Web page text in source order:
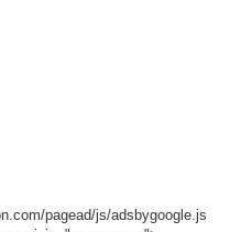
pagead/js/adsbygoogle.js